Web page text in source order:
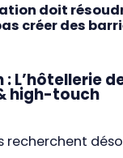
doit
créer des
L’hôtellerie
high-touch
recherchent